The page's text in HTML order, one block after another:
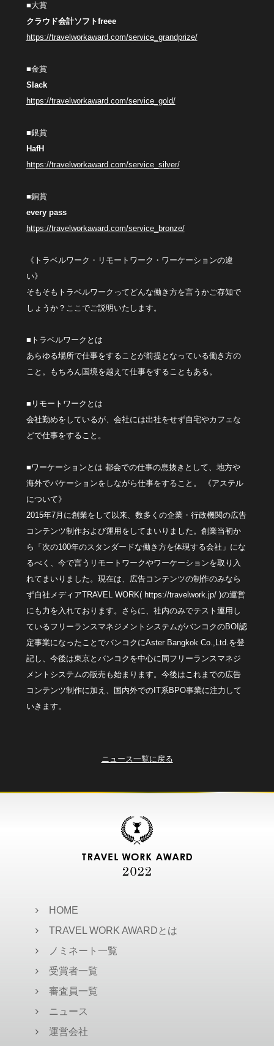
■大賞
クラウド会計ソフトfreee
https://travelworkaward.com/service_grandprize/
■金賞
Slack
https://travelworkaward.com/service_gold/
■銀賞
HafH
https://travelworkaward.com/service_silver/
■銅賞
every pass
https://travelworkaward.com/service_bronze/
《トラベルワーク・リモートワーク・ワーケーションの違
い》
そもそもトラベルワークってどんな働き方を言うかご存知で
しょうか？ここでご説明いたします。
■トラベルワークとは
あらゆる場所で仕事をすることが前提となっている働き方の
こと。もちろん国境を越えて仕事をすることもある。
■リモートワークとは
会社勤めをしているが、会社には出社をせず自宅やカフェな
どで仕事をすること。
■ワーケーションとは 都会での仕事の息抜きとして、地方や
海外でバケーションをしながら仕事をすること。 《アステル
について》
2015年7月に創業をして以来、数多くの企業・行政機関の広告
コンテンツ制作および運用をしてまいりました。創業当初か
ら「次の100年のスタンダードな働き方を体現する会社」にな
るべく、今で言うリモートワークやワーケーションを取り入
れてまいりました。現在は、広告コンテンツの制作のみなら
ず自社メディアTRAVEL WORK( https://travelwork.jp/ )の運営
にも力を入れております。さらに、社内のみでテスト運用し
ているフリーランスマネジメントシステムがバンコクのBOI認
定事業になったことでバンコクにAster Bangkok Co.,Ltd.を登
記し、今後は東京とバンコクを中心に同フリーランスマネジ
メントシステムの販売も始まります。今後はこれまでの広告
コンテンツ制作に加え、国内外でのIT系BPO事業に注力して
いきます。
ニュース一覧に戻る
HOME
TRAVEL WORK AWARDとは
ノミネート一覧
受賞者一覧
審査員一覧
ニュース
運営会社